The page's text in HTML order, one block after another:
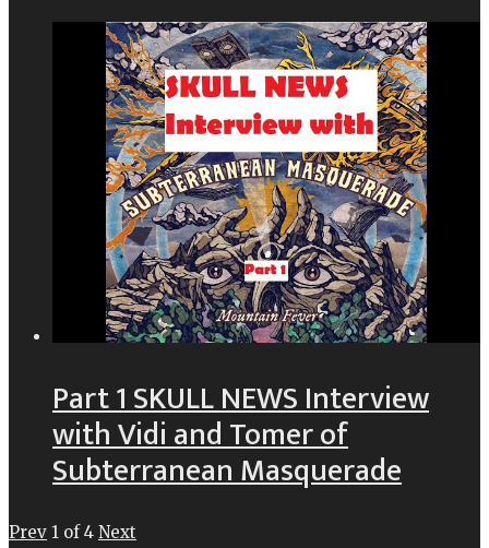
Part 1 SKULL NEWS Interview
with Vidi and Tomer of
Subterranean Masquerade
Prev 1 of 4 Next